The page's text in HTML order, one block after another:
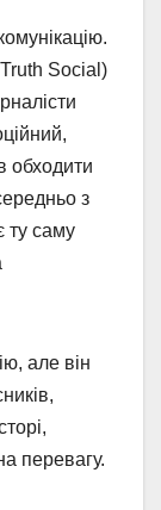
Social)
обходити
з
ту саму
але він
перевагу.